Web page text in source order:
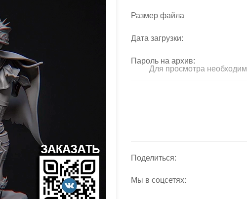
Размер файла
Дата загрузки:
Пароль на архив:
Для просмотра
Поделиться:
Мы в соцсетях: